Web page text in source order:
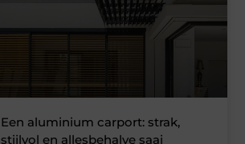
Een aluminium carport: strak,
stijlvol en allesbehalve saai